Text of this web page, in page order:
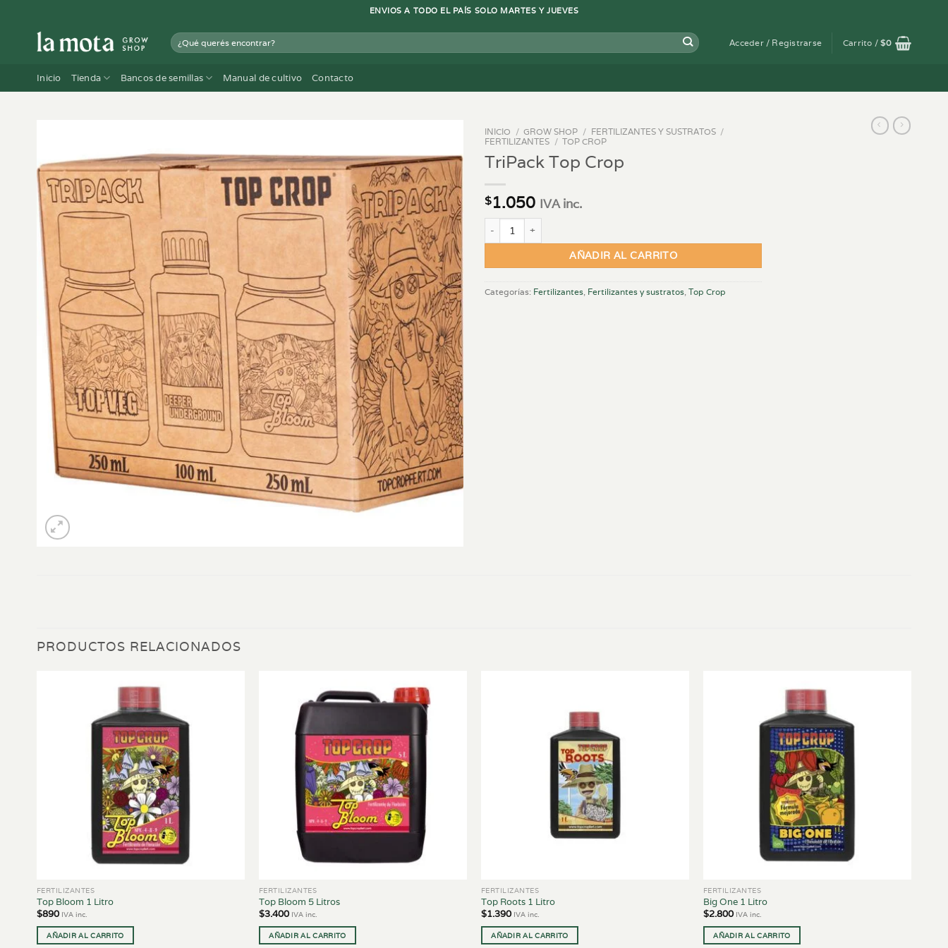
contenido
ENVIOS A TODO EL PAÍS SOLO MARTES Y JUEVES
Buscar
por:
Acceder / Registrarse Carrito /$0
Inicio Tienda Bancos de semillas Manual de cultivo Contacto
INICIO / GROW SHOP / FERTILIZANTES Y SUSTRATOS /
FERTILIZANTES / TOP CROP
TriPack Top Crop
$1.050 IVA inc.
AÑADIR AL CARRITO
Categorías: Fertilizantes Fertilizantes y sustratos Top Crop
PRODUCTOS RELACIONADOS
FERTILIZANTES
Top Bloom 1 Litro
$890 IVA inc.
AÑADIR AL CARRITO
FERTILIZANTES
Top Bloom 5 Litros
$3.400 IVA inc.
AÑADIR AL CARRITO
FERTILIZANTES
Top Roots 1 Litro
$1.390 IVA inc.
AÑADIR AL CARRITO
FERTILIZANTES
Big One 1 Litro
$2.800 IVA inc.
AÑADIR AL CARRITO